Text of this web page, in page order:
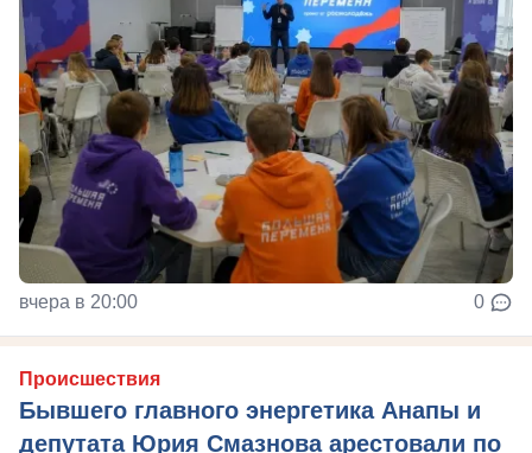
вчера в 20:00 0
Происшествия
Бывшего главного энергетика Анапы и
депутата Юрия Смазнова арестовали по